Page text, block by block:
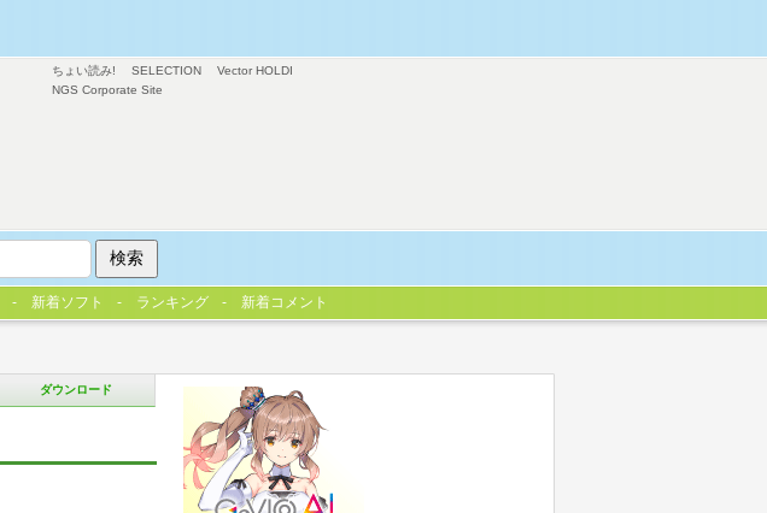
ダウンロード
ちょい読み! SELECTION
Vector HOLDI
NGS Corporate Site
新着ソフト ランキング 新着コメント